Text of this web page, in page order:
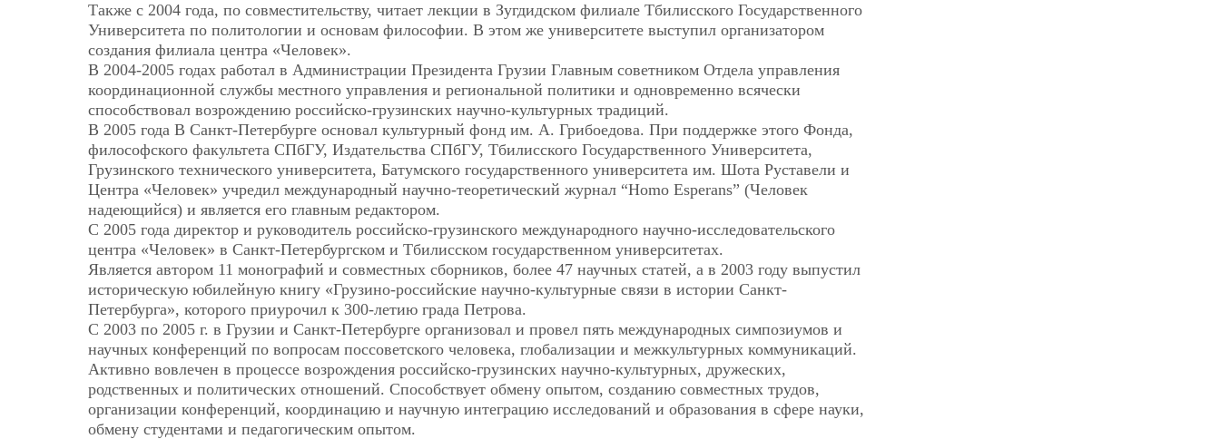
Также с 2004 года, по совместительству, читает лекции в Зугдидском филиале Тбилисского Государственного
Университета по политологии и основам философии. В этом же университете выступил организатором
создания филиала центра «Человек».
В 2004-2005 годах работал в Администрации Президента Грузии Главным советником Отдела управления
координационной службы местного управления и региональной политики и одновременно всячески
способствовал возрождению российско-грузинских научно-культурных традиций.
В 2005 года В Санкт-Петербурге основал культурный фонд им. А. Грибоедова. При поддержке этого Фонда,
философского факультета СПбГУ, Издательства СПбГУ, Тбилисского Государственного Университета,
Грузинского технического университета, Батумского государственного университета им. Шота Руставели и
Центра «Человек» учредил международный научно-теоретический журнал “Homo Esperans” (Человек
надеющийся) и является его главным редактором.
С 2005 года директор и руководитель российско-грузинского международного научно-исследовательского
центра «Человек» в Санкт-Петербургском и Тбилисском государственном университетах.
Является автором 11 монографий и совместных сборников, более 47 научных статей, а в 2003 году выпустил
историческую юбилейную книгу «Грузино-российские научно-культурные связи в истории Санкт-
Петербурга», которого приурочил к 300-летию града Петрова.
С 2003 по 2005 г. в Грузии и Санкт-Петербурге организовал и провел пять международных симпозиумов и
научных конференций по вопросам поссоветского человека, глобализации и межкультурных коммуникаций.
Активно вовлечен в процессе возрождения российско-грузинских научно-культурных, дружеских,
родственных и политических отношений. Способствует обмену опытом, созданию совместных трудов,
организации конференций, координацию и научную интеграцию исследований и образования в сфере науки,
обмену студентами и педагогическим опытом.